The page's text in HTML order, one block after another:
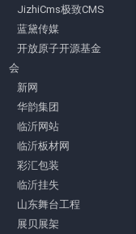
JizhiCms极致CMS
蓝黛传媒
开放原子开源基金
会
新网
华韵集团
临沂网站
临沂板材网
彩汇包装
临沂挂失
山东舞台工程
展贝展架